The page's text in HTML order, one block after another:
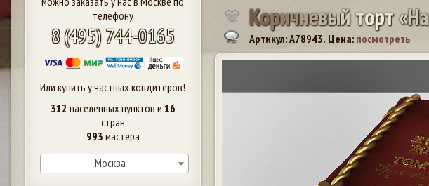
телефону
8 (495) 744-0165
Или купить у частных кондитеров!
312 населенных пунктов и 16
стран
993 мастера
Москва
Коричневыйторт«На
Артикул: A78943. Цена: посмотреть